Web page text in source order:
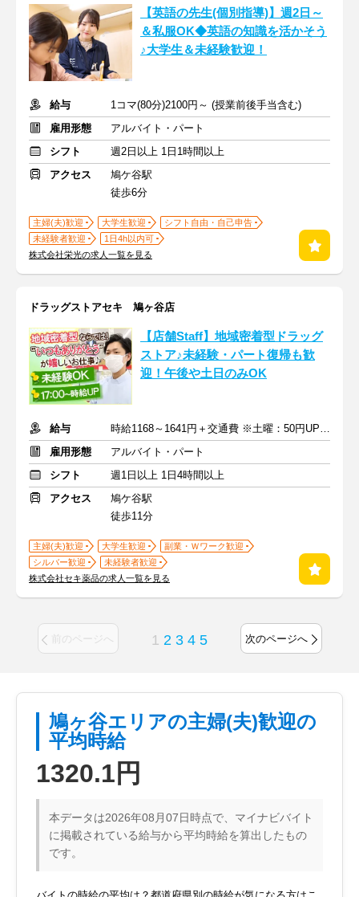
【英語の先生(個別指導)】週2日～
＆私服OK◆英語の知識を活かそう
♪大学生＆未経験歓迎！
給与
1コマ(80分)2100円～ (授業前後手当含む)
雇用形態
アルバイト・パート
シフト
週2日以上 1日1時間以上
アクセス
鳩ケ谷駅
徒歩6分
主婦(夫)歓迎 大学生歓迎
シフト自由・自己申告
未経験者歓迎
1日4h以内可
株式会社栄光の求人一覧を見る
ドラッグストアセキ 鳩ヶ谷店
【店舗Staff】地域密着型ドラッグ
ストア♪未経験・パート復帰も歓
迎！午後や土日のみOK
給与
時給1168～1641円＋交通費 ※土曜：50円UP/日曜・祝日：100円UP
雇用形態
アルバイト・パート
シフト
週1日以上 1日4時間以上
アクセス
鳩ケ谷駅
徒歩11分
主婦(夫)歓迎 大学生歓迎
副業・Ｗワーク歓迎
シルバー歓迎
未経験者歓迎
株式会社セキ薬品の求人一覧を見る
前のページへ 1 2 3 4 5 次のページへ
鳩ヶ谷エリアの主婦(夫)歓迎の
平均時給
1320.1円
本データは2026年08月07日時点で、マイナビバイト
に掲載されている給与から平均時給を算出したもの
です。